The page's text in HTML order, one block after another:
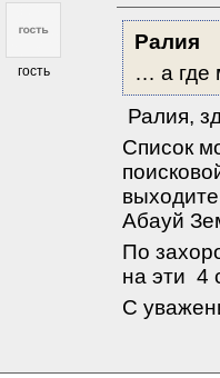
гость
Ралия
… а где
Ралия,
Список
Абауй
По
на эти
С